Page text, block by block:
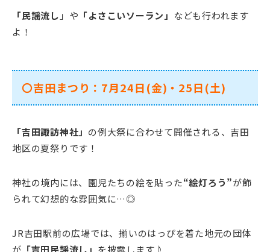
「民謡流し 」や 「よさこいソーラン」 なども行われます
よ！
〇吉田まつり：7月24日(金)・25日(土)
「吉田諏訪神社」 の例大祭に合わせて開催される、吉田
地区の夏祭りです！
神社の境内には、園児たちの絵を貼った“絵灯ろう”が飾
られて幻想的な雰囲気に…◎
JR吉田駅前の広場では、揃いのはっぴを着た地元の団体
が 「吉田民謡流し」 を披露します♪